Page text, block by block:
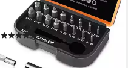
Beschädigte Schraube
Extraktor Kit
(3)
7,13 € UVP 12,99 €
-45%